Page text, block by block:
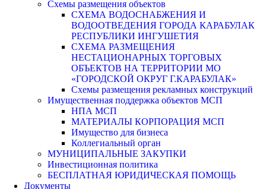
Схемы размещения объектов
СХЕМА ВОДОСНАБЖЕНИЯ И
ВОДООТВЕДЕНИЯ ГОРОДА КАРАБУЛАК
РЕСПУБЛИКИ ИНГУШЕТИЯ
СХЕМА РАЗМЕЩЕНИЯ
НЕСТАЦИОНАРНЫХ ТОРГОВЫХ
ОБЪЕКТОВ НА ТЕРРИТОРИИ МО
«ГОРОДСКОЙ ОКРУГ Г.КАРАБУЛАК»
Схемы размещения рекламных конструкций
Имущественная поддержка объектов МСП
НПА МСП
МАТЕРИАЛЫ КОРПОРАЦИЯ МСП
Имущество для бизнеса
Коллегиальный орган
МУНИЦИПАЛЬНЫЕ ЗАКУПКИ
Инвестиционная политика
БЕСПЛАТНАЯ ЮРИДИЧЕСКАЯ ПОМОЩЬ
Документы